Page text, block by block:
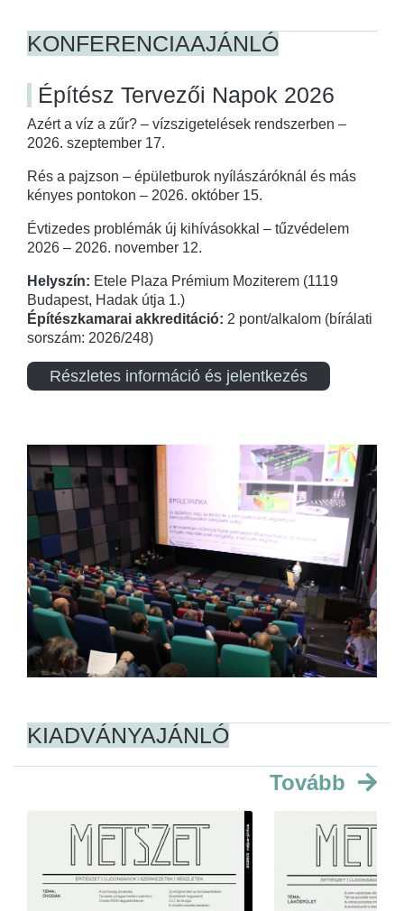
KONFERENCIAAJÁNLÓ
Építész Tervezői Napok 2026
Azért a víz a zűr? – vízszigetelések rendszerben –
2026. szeptember 17.
Rés a pajzson – épületburok nyílászáróknál és más
kényes pontokon – 2026. október 15.
Évtizedes problémák új kihívásokkal – tűzvédelem
2026 – 2026. november 12.
Helyszín: Etele Plaza Prémium Moziterem (1119
Budapest, Hadak útja 1.)
Építészkamarai akkreditáció: 2 pont/alkalom (bírálati
sorszám: 2026/248)
Részletes információ és jelentkezés
KIADVÁNYAJÁNLÓ
Tovább